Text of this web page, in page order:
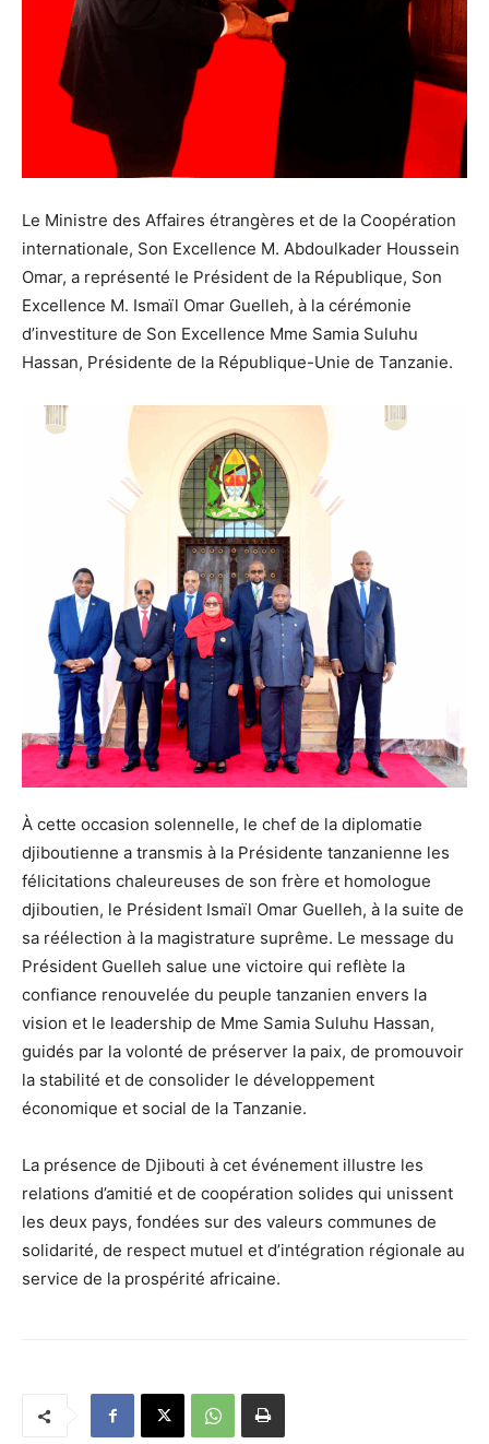
Le Ministre des Affaires étrangères et de la Coopération
internationale, Son Excellence M. Abdoulkader Houssein
Omar, a représenté le Président de la République, Son
Excellence M. Ismaïl Omar Guelleh, à la cérémonie
d’investiture de Son Excellence Mme Samia Suluhu
Hassan, Présidente de la République-Unie de Tanzanie.
À cette occasion solennelle, le chef de la diplomatie
djiboutienne a transmis à la Présidente tanzanienne les
félicitations chaleureuses de son frère et homologue
djiboutien, le Président Ismaïl Omar Guelleh, à la suite de
sa réélection à la magistrature suprême. Le message du
Président Guelleh salue une victoire qui reflète la
confiance renouvelée du peuple tanzanien envers la
vision et le leadership de Mme Samia Suluhu Hassan,
guidés par la volonté de préserver la paix, de promouvoir
la stabilité et de consolider le développement
économique et social de la Tanzanie.
La présence de Djibouti à cet événement illustre les
relations d’amitié et de coopération solides qui unissent
les deux pays, fondées sur des valeurs communes de
solidarité, de respect mutuel et d’intégration régionale au
service de la prospérité africaine.